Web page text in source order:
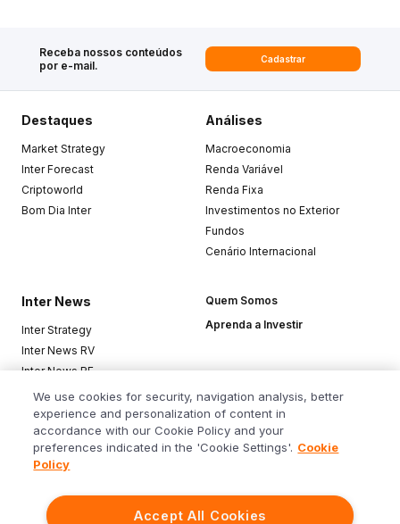
Receba nossos conteúdos
por e-mail.
Cadastrar
Destaques
Market Strategy
Inter Forecast
Criptoworld
Bom Dia Inter
Análises
Macroeconomia
Renda Variável
Renda Fixa
Investimentos no Exterior
Fundos
Cenário Internacional
Inter News
Inter Strategy
Inter News RV
Inter News RF
Top Funds
Quem Somos
Aprenda a Investir
Baixe o app
We use cookies for security, navigation analysis, better
experience and personalization of content in
accordance with our Cookie Policy and your
preferences indicated in the 'Cookie Settings'. Cookie
Policy
Accept All Cookies